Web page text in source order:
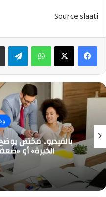
Source slaati
واتساب
الخبرة» أو